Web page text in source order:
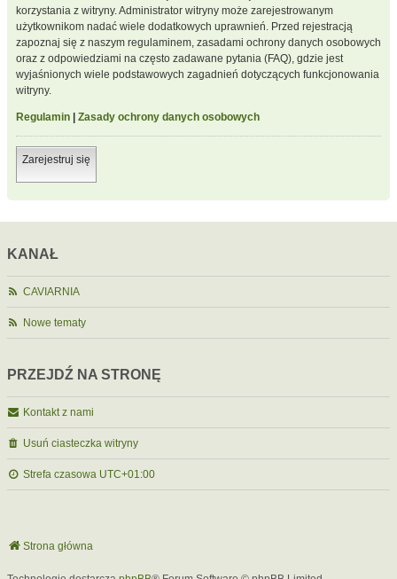
korzystania z witryny. Administrator witryny może zarejestrowanym
użytkownikom nadać wiele dodatkowych uprawnień. Przed rejestracją
zapoznaj się z naszym regulaminem, zasadami ochrony danych osobowych
oraz z odpowiedziami na często zadawane pytania (FAQ), gdzie jest
wyjaśnionych wiele podstawowych zagadnień dotyczących funkcjonowania
witryny.
Regulamin Zasady ochrony danych osobowych
Zarejestruj się
KANAŁ
CAVIARNIA
Nowe tematy
PRZEJDŹ NA STRONĘ
Kontakt z nami
Usuń ciasteczka witryny
Strefa czasowa UTC+01:00
Strona główna